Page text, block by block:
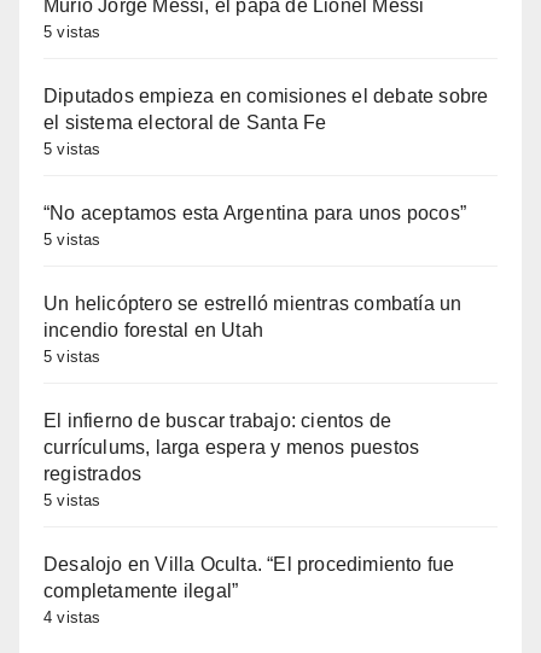
Murió Jorge Messi, el papá de Lionel Messi
5 vistas
Diputados empieza en comisiones el debate sobre
el sistema electoral de Santa Fe
5 vistas
“No aceptamos esta Argentina para unos pocos”
5 vistas
Un helicóptero se estrelló mientras combatía un
incendio forestal en Utah
5 vistas
El infierno de buscar trabajo: cientos de
currículums, larga espera y menos puestos
registrados
5 vistas
Desalojo en Villa Oculta. “El procedimiento fue
completamente ilegal”
4 vistas